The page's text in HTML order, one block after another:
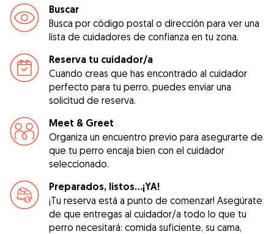
Buscar
Busca por código postal o dirección para ver una
lista de cuidadores de confianza en tu zona.
Reserva tu cuidador/a
Cuando creas que has encontrado al cuidador
perfecto para tu perro, puedes enviar una
solicitud de reserva.
Meet & Greet
Organiza un encuentro previo para asegurarte de
que tu perro encaja bien con el cuidador
seleccionado.
Preparados, listos...¡YA!
¡Tu reserva está a punto de comenzar! Asegúrate
de que entregas al cuidador/a todo lo que tu
perro necesitará: comida suficiente, su cama,